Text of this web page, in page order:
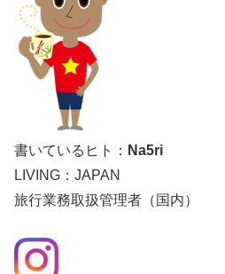
書いているヒト： Na5ri
LIVING：JAPAN
旅行業務取扱管理者（国内）